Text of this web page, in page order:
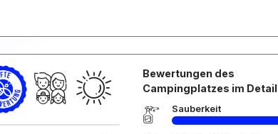
Bewertungen des
Campingplatzes im Detail
Sauberkeit